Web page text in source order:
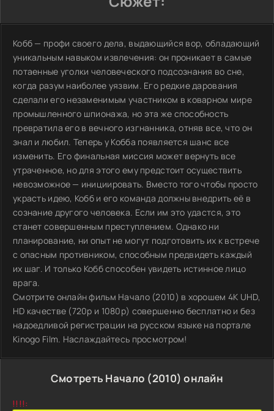
Кобб — профи своего дела, выдающийся вор, обладающий
уникальным навыком извлечения: он проникает в самые
потаенные уголки человеческого подсознания во сне,
когда разум наиболее уязвим. Его редкие дарования
сделали его незаменимым участником в коварном мире
промышленного шпионажа, но эта же способность
превратила его в вечного изгнанника, отняв все, что он
знал и любил. Теперь у Кобба появляется шанс все
изменить. Его финальная миссия может вернуть все
утраченное, но для этого ему предстоит осуществить
невозможное — инициировать. Вместо того чтобы просто
украсть идею, Кобб и его команда должны внедрить её в
сознание другого человека. Если им это удастся, это
станет совершенным преступлением. Однако ни
планирование, ни опыт не могут подготовить их к встрече
с опасным противником, способным предвидеть каждый
их шаг. И только Кобб способен увидеть истинное лицо
врага.
Смотрите онлайн фильм Начало (2010) в хорошем 4K UHD,
HD качестве (720p и 1080p) совершенно бесплатно и без
надоедливой регистрации на русском языке на портале
Kinogo Film. Наслаждайтесь просмотром!
Смотреть Начало (2010) онлайн
!!!!: